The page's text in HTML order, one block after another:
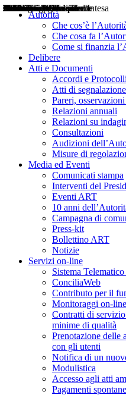
Autorità
Che cos’è
Che cosa fa
Come si finanzia
Delibere
Atti e Documenti
Accordi e
Atti di segnalazione
Pareri,
Relazioni annuali
Relazioni su
Consultazioni
Audizioni
Misure di
Media ed Eventi
Comunicati stampa
Interventi del
Eventi ART
10 anni
Campagna di
Press-kit
Bollettino ART
Notizie
Servizi on-line
Sistema
ConciliaWeb
Contributo per il
Monitoraggi on-line
Contratti di
minime di qualità
Prenotazione delle
con gli utenti
Notifica di un
Modulistica
Accesso agli atti
Pagamenti
Delibere
Pareri
Consultazioni
Audizioni
Atti di Segnalazione
Accordi e Protocolli d'Intesa
Relazioni annuali
Misure di regolazione
Notizie
Comunicati Stampa
Bollettini ART
Convegni ART
Interviste del Presidente
Articoli in primo piano
Interventi del Presidente
2004
2005
2010
2013
2014
2015
2016
2017
2018
2019
202
2020
2021
2022
2023
2024
2025
2026
Aereo
Marittimo
Terrestre